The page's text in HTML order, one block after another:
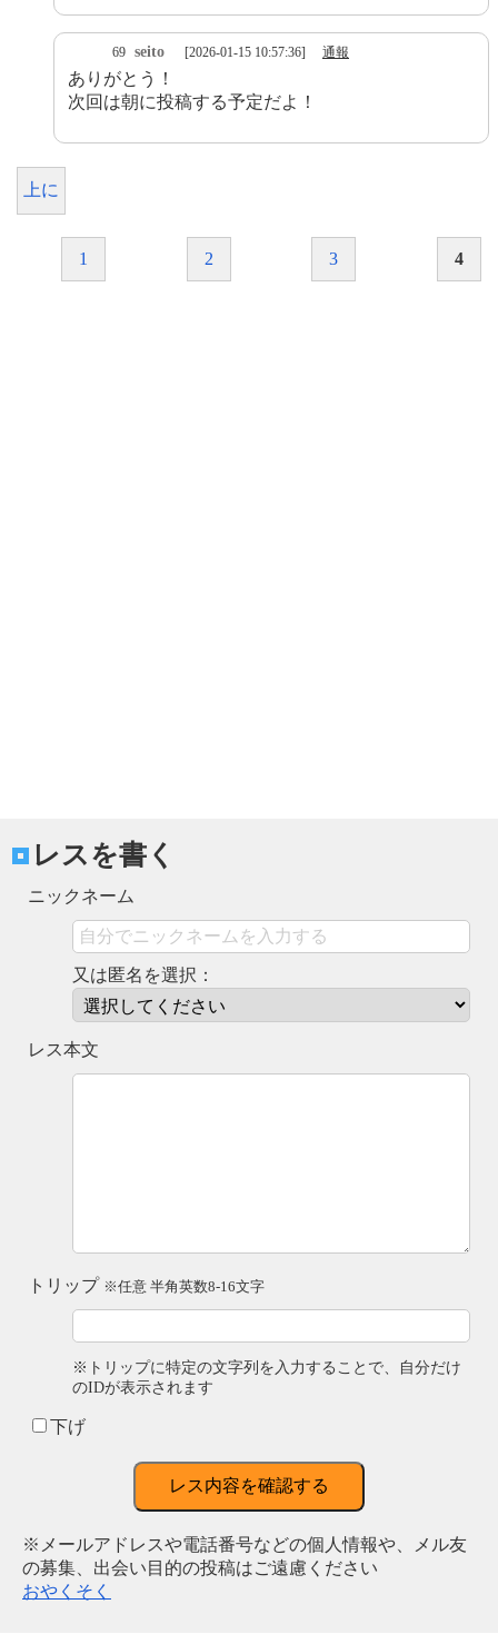
69 seito [2026-01-15 10:57:36] 通報
ありがとう！
次回は朝に投稿する予定だよ！
上に
1 2 3 4
レスを書く
ニックネーム
又は匿名を選択：
レス本文
トリップ ※任意 半角英数8-16文字
※トリップに特定の文字列を入力することで、自分だけ
のIDが表示されます
下げ
レス内容を確認する
※メールアドレスや電話番号などの個人情報や、メル友
の募集、出会い目的の投稿はご遠慮ください
おやくそく